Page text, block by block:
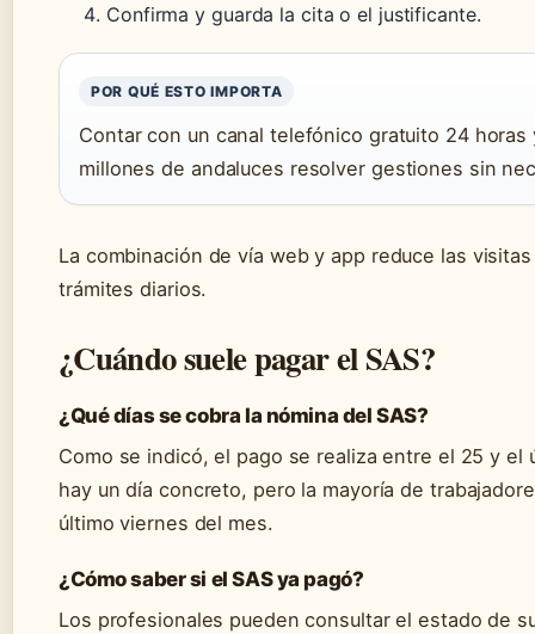
Confirma y guarda la cita o el justificante.
POR QUÉ ESTO IMPORTA
Contar con un canal telefónico gratuito 24
millones de andaluces resolver gestiones sin
La combinación de vía web y app reduce las
trámites diarios.
¿Cuándo suele pagar el SAS?
¿Qué días se cobra la nómina del SAS?
Como se indicó, el pago se realiza entre el 25 y el
hay un día concreto, pero la mayoría de
último viernes del mes.
¿Cómo saber si el SAS ya pagó?
Los profesionales pueden consultar el estado de